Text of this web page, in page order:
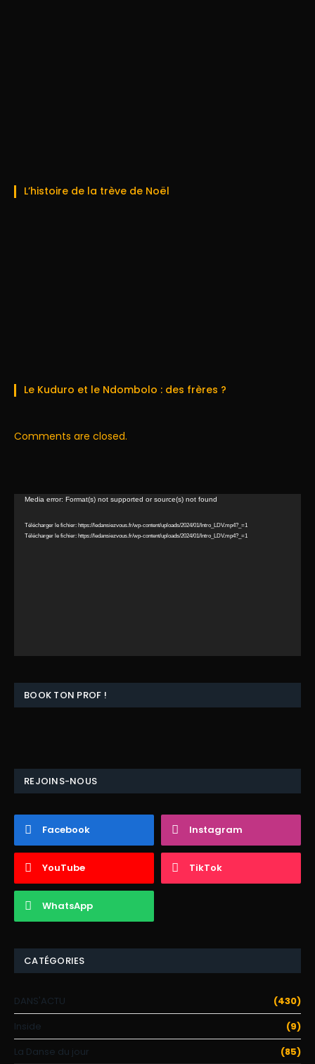
L’histoire de la trève de Noël
Le Kuduro et le Ndombolo : des frères ?
Comments are closed.
Lecteur
Media error: Format(s) not supported or source(s) not found
Télécharger le fichier: https://ledansiezvous.fr/wp-content/uploads/2024/01/Intro_LDV.mp4?_=1
Télécharger le fichier: https://ledansiezvous.fr/wp-content/uploads/2024/01/Intro_LDV.mp4?_=1
BOOK TON PROF !
REJOINS-NOUS
Facebook Instagram
YouTube TikTok
WhatsApp
CATÉGORIES
DANS'ACTU
(430)
Inside
(9)
La Danse du jour
(85)